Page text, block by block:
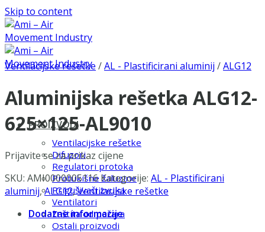
Skip to content
PROIZVODI
Ventilacijske rešetke
Difuzori
Regulatori protoka
Protukišne žaluzine
Prigušivači zvuka
Ventilatori
Zaštita od požara
Ostali proizvodi
Ventilacijske rešetke /AL - Plastificirani aluminij /ALG12
Aluminijska rešetka ALG12-
625×125-AL9010
Prijavite se za prikaz cijene
SKU: AMI0000005116 Kategorije: AL - Plastificirani
aluminij,ALG12,Ventilacijske rešetke
Dodatne informacije